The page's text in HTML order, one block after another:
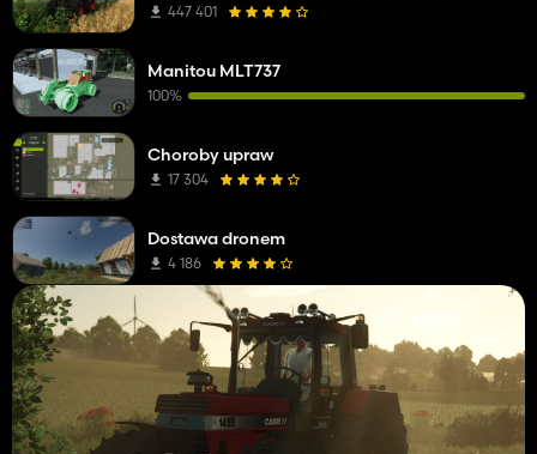
447 401
Manitou MLT737
100%
Choroby upraw
17 304
Dostawa dronem
4 186